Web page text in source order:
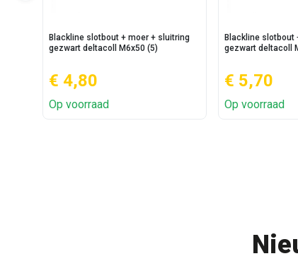
Blackline slotbout + moer + sluitring
gezwart deltacoll M6x50 (5)
€ 4,80
Op voorraad
Blackline slotbout
gezwart deltacoll
€ 5,70
Op voorraad